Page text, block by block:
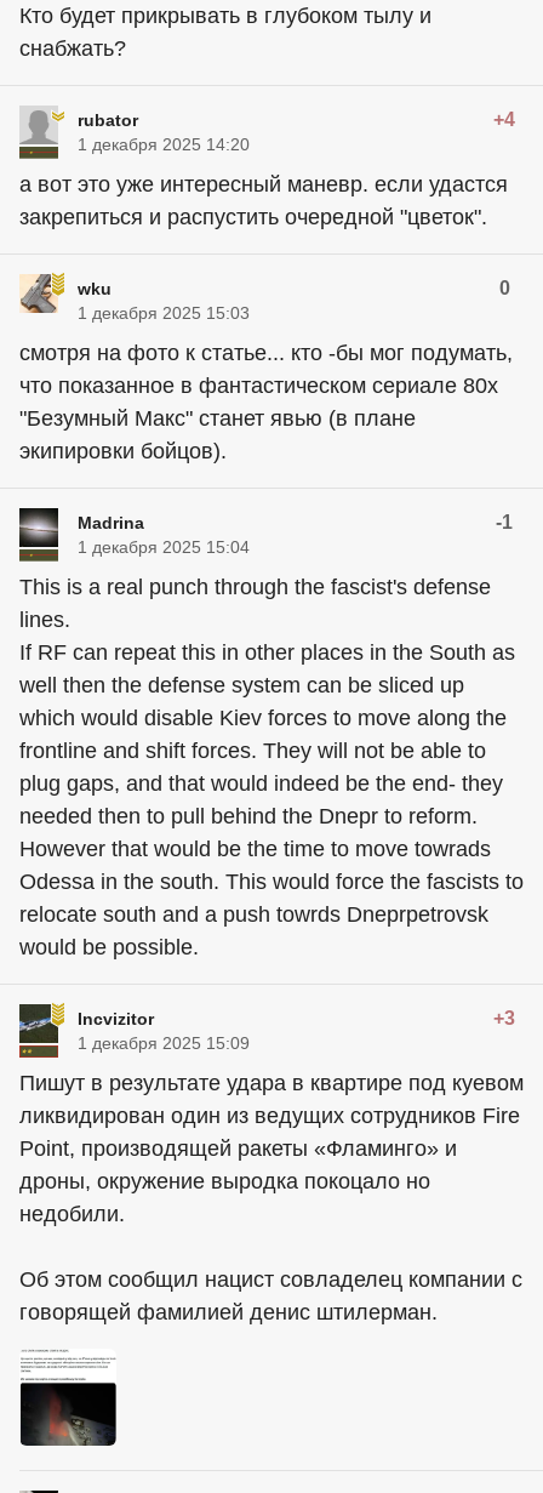
Кто будет прикрывать в глубоком тылу и
снабжать?
rubator +4
1 декабря 2025 14:20
а вот это уже интересный маневр. если удастся
закрепиться и распустить очередной "цветок".
wku 0
1 декабря 2025 15:03
смотря на фото к статье... кто -бы мог подумать,
что показанное в фантастическом сериале 80х
"Безумный Макс" станет явью (в плане
экипировки бойцов).
Madrina -1
1 декабря 2025 15:04
This is a real punch through the fascist's defense
lines.
If RF can repeat this in other places in the South as
well then the defense system can be sliced up
which would disable Kiev forces to move along the
frontline and shift forces. They will not be able to
plug gaps, and that would indeed be the end- they
needed then to pull behind the Dnepr to reform.
However that would be the time to move towrads
Odessa in the south. This would force the fascists to
relocate south and a push towrds Dneprpetrovsk
would be possible.
Incvizitor +3
1 декабря 2025 15:09
Пишут в результате удара в квартире под куевом
ликвидирован один из ведущих сотрудников Fire
Point, производящей ракеты «Фламинго» и
дроны, окружение выродка покоцало но
недобили.
Об этом сообщил нацист совладелец компании с
говорящей фамилией денис штилерман.